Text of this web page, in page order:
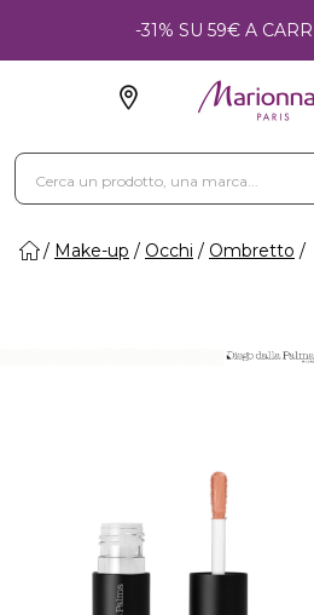
-31% SU 59€ A
Make-up Occhi Ombretto